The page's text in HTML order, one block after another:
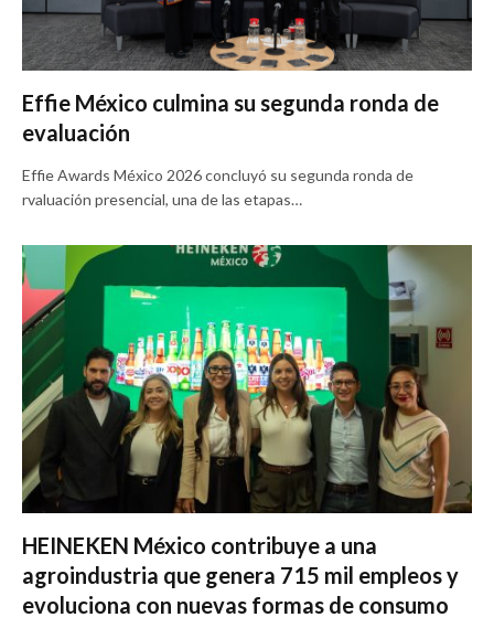
Effie México culmina su segunda ronda de
evaluación
Effie Awards México 2026 concluyó su segunda ronda de
rvaluación presencial, una de las etapas…
HEINEKEN México contribuye a una
agroindustria que genera 715 mil empleos y
evoluciona con nuevas formas de consumo